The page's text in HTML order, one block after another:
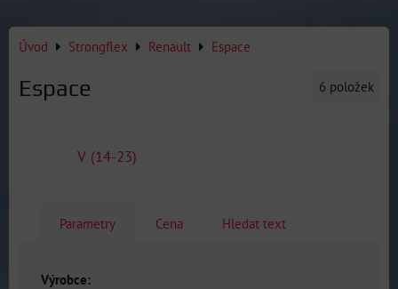
Úvod Strongflex Renault Espace
Espace 6 položek
V (14-23)
Parametry Cena Hledat text
Výrobce: